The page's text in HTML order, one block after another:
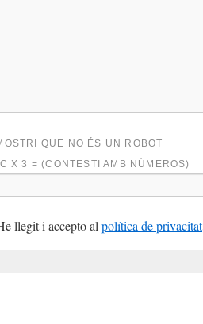
QUE NO ÉS UN ROBOT
X 3 = (CONTESTI AMB NÚMEROS)
llegit i accepto alpolítica de privacitat